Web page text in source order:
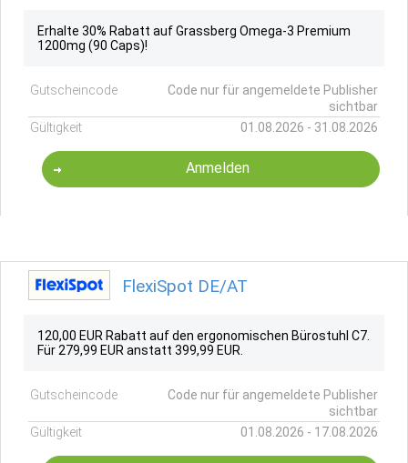
Erhalte 30% Rabatt auf Grassberg Omega-3 Premium
1200mg (90 Caps)!
Gutscheincode
Code nur für angemeldete Publisher
sichtbar
Gültigkeit
01.08.2026 - 31.08.2026
Anmelden
FlexiSpot DE/AT
120,00 EUR Rabatt auf den ergonomischen Bürostuhl C7.
Für 279,99 EUR anstatt 399,99 EUR.
Gutscheincode
Code nur für angemeldete Publisher
sichtbar
Gültigkeit
01.08.2026 - 17.08.2026